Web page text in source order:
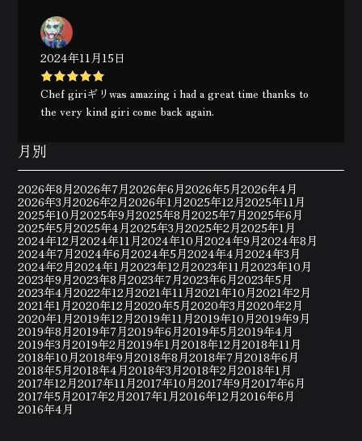
2024年11月15日
Chef giriギリwas amazing i had a great time thanks to
the very kind giri come back again.
月別
2026年8月2026年7月2026年6月2026年5月2026年4月
2026年3月2026年2月2026年1月2025年12月2025年11月
2025年10月2025年9月2025年8月2025年7月2025年6月
2025年5月2025年4月2025年3月2025年2月2025年1月
2024年12月2024年11月2024年10月2024年9月2024年8月
2024年7月2024年6月2024年5月2024年4月2024年3月
2024年2月2024年1月2023年12月2023年11月2023年10月
2023年9月2023年8月2023年7月2023年6月2023年5月
2023年4月2022年12月2021年11月2021年10月2021年2月
2021年1月2020年12月2020年5月2020年3月2020年2月
2020年1月2019年12月2019年11月2019年10月2019年9月
2019年8月2019年7月2019年6月2019年5月2019年4月
2019年3月2019年2月2019年1月2018年12月2018年11月
2018年10月2018年9月2018年8月2018年7月2018年6月
2018年5月2018年4月2018年3月2018年2月2018年1月
2017年12月2017年11月2017年10月2017年9月2017年6月
2017年5月2017年2月2017年1月2016年12月2016年6月
2016年4月